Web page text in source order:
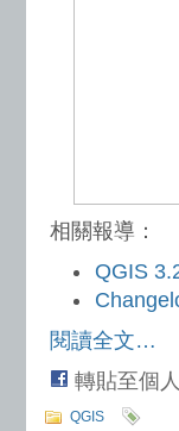
相關報導：
QGIS
閱讀全文…
轉貼至個
QGIS